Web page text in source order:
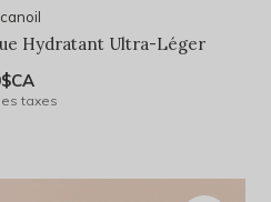
Hydratant Ultra-Léger
taxes